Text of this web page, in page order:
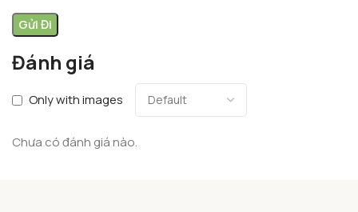
Đánh giá
Only with images
Chưa có đánh giá nào.